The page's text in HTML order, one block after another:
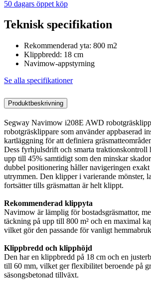
50 dagars öppet köp
Teknisk specifikation
Rekommenderad yta: 800 m2
Klippbredd: 18 cm
Navimow-appstyrning
Se alla specifikationer
Produktbeskrivning
Segway Navimow i208E AWD
robotgräsklippare som använder appbaserad
kartläggning för att definiera
Dess fyrhjulsdrift och smarta traktionskontroll
upp till 45% samtidigt som den minskar
dubbel positionering håller navigeringen exakt
utrymmen. Den klipper i varierande mönster,
fortsätter tills gräsmattan är helt klippt.
Rekommenderad klippyta
Navimow är lämplig för bostadsgräsmattor,
täckning på upp till 800 m² och en maximal
vilket gör den passande för vanligt
Klippbredd och klipphöjd
Den har en klippbredd på 18 cm och en
till 60 mm, vilket ger flexibilitet beroende på
säsongsbetonad tillväxt.